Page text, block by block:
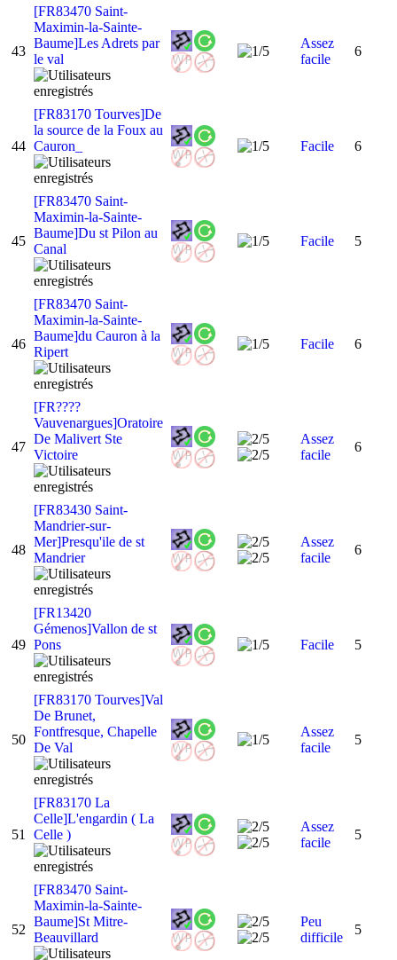
43
[FR83470 Saint-
Maximin-la-Sainte-
Baume]Les Adrets par
le val
Assez
facile
6
44
[FR83170 Tourves]De
la source de la Foux au
Cauron_
Facile 6
45
[FR83470 Saint-
Maximin-la-Sainte-
Baume]Du st Pilon au
Canal
Facile 5
46
[FR83470 Saint-
Maximin-la-Sainte-
Baume]du Cauron à la
Ripert
Facile 6
47
[FR????
Vauvenargues]Oratoire
De Malivert Ste
Victoire
Assez
facile
6
48
[FR83430 Saint-
Mandrier-sur-
Mer]Presqu'ile de st
Mandrier
Assez
facile
6
49
[FR13420
Gémenos]Vallon de st
Pons
Facile 5
50
[FR83170 Tourves]Val
De Brunet,
Fontfresque, Chapelle
De Val
Assez
facile
5
51
[FR83170 La
Celle]L'engardin ( La
Celle )
Assez
facile
5
52
[FR83470 Saint-
Maximin-la-Sainte-
Baume]St Mitre-
Beauvillard
Peu
difficile
5